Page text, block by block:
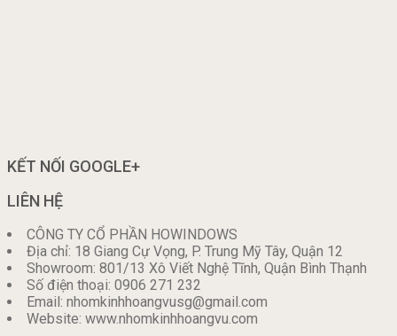
KẾT NỐI GOOGLE+
LIÊN HỆ
CÔNG TY CỔ PHẦN HOWINDOWS
Địa chỉ: 18 Giang Cự Vọng, P. Trung Mỹ Tây, Quận 12
Showroom: 801/13 Xô Viết Nghệ Tĩnh, Quận Bình Thạnh
Số điện thoại: 0906 271 232
Email: nhomkinhhoangvusg@gmail.com
Website: www.nhomkinhhoangvu.com